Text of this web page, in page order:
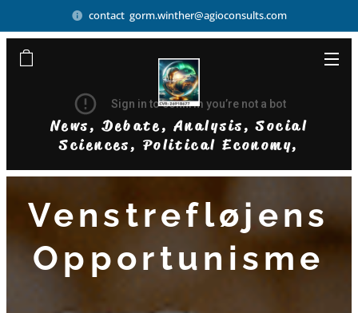
contact gorm.winther@agioconsults.com
News, Debate, Analysis, Social
Sciences, Political Economy,
Venstrefløjens
Opportunisme